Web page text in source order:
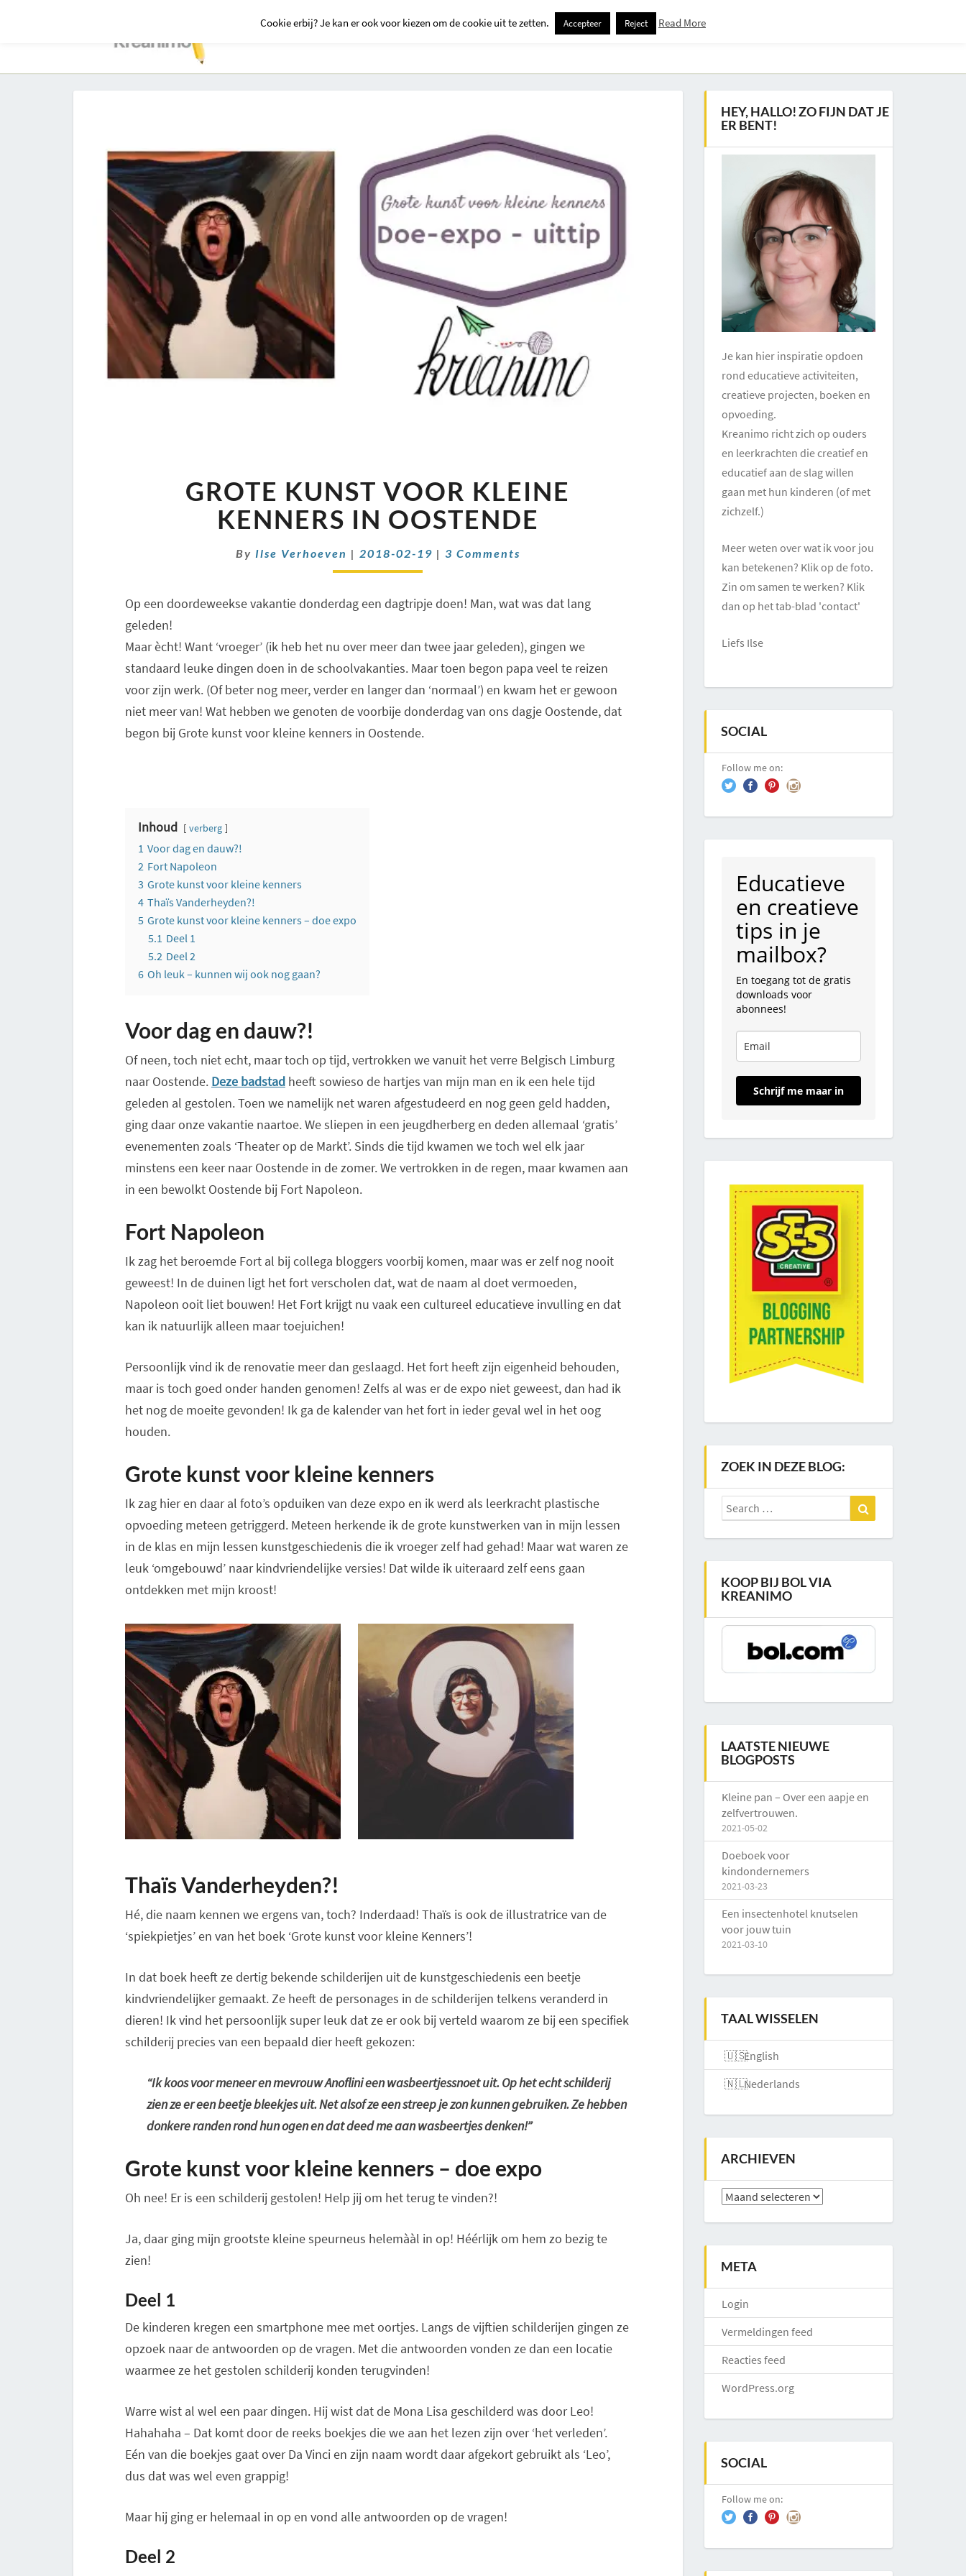
Contact Kids Creatief Erop Uit Huis En Tuin Downloadspagina – Voor Nieuwsbrief Abonnees
KUNST
VOOR
KLEINE
IN
GROTE KUNST VOOR KLEINE
KENNERS IN OOSTENDE
By Ilse Verhoeven | 2018-02-19 | Comments
3 Comments
Op een doordeweekse vakantie donderdag een dagtripje doen! Man, wat was dat lang
geleden!
Maar ècht! Want ‘vroeger’ (ik heb het nu over meer dan twee jaar geleden), gingen we
standaard leuke dingen doen in de schoolvakanties. Maar toen begon papa veel te reizen
voor zijn werk. (Of beter nog meer, verder en langer dan ‘normaal’) en kwam het er gewoon
niet meer van! Wat hebben we genoten de voorbije donderdag van ons dagje Oostende, dat
begon bij Grote kunst voor kleine kenners in Oostende.
Inhoud verberg
1 Voor dag en dauw?!
2 Fort Napoleon
3 Grote kunst voor kleine kenners
4 Thaïs Vanderheyden?!
5 Grote kunst voor kleine kenners – doe expo
5.1 Deel 1
5.2 Deel 2
6 Oh leuk – kunnen wij ook nog gaan?
Voor dag en dauw?!
Of neen, toch niet echt, maar toch op tijd, vertrokken we vanuit het verre Belgisch Limburg
naar Oostende. Deze badstad heeft sowieso de hartjes van mijn man en ik een hele tijd
geleden al gestolen. Toen we namelijk net waren afgestudeerd en nog geen geld hadden,
ging daar onze vakantie naartoe. We sliepen in een jeugdherberg en deden allemaal ‘gratis’
evenementen zoals ‘Theater op de Markt’. Sinds die tijd kwamen we toch wel elk jaar
minstens een keer naar Oostende in de zomer. We vertrokken in de regen, maar kwamen aan
in een bewolkt Oostende bij Fort Napoleon.
Fort Napoleon
Ik zag het beroemde Fort al bij collega bloggers voorbij komen, maar was er zelf nog nooit
geweest! In de duinen ligt het fort verscholen dat, wat de naam al doet vermoeden,
Napoleon ooit liet bouwen! Het Fort krijgt nu vaak een cultureel educatieve invulling en dat
kan ik natuurlijk alleen maar toejuichen!
Persoonlijk vind ik de renovatie meer dan geslaagd. Het fort heeft zijn eigenheid behouden,
maar is toch goed onder handen genomen! Zelfs al was er de expo niet geweest, dan had ik
het nog de moeite gevonden! Ik ga de kalender van het fort in ieder geval wel in het oog
houden.
Grote kunst voor kleine kenners
Ik zag hier en daar al foto’s opduiken van deze expo en ik werd als leerkracht plastische
opvoeding meteen getriggerd. Meteen herkende ik de grote kunstwerken van in mijn lessen
in de klas en mijn lessen kunstgeschiedenis die ik vroeger zelf had gehad! Maar wat waren ze
leuk ‘omgebouwd’ naar kindvriendelijke versies! Dat wilde ik uiteraard zelf eens gaan
ontdekken met mijn kroost!
Thaïs Vanderheyden?!
Hé, die naam kennen we ergens van, toch? Inderdaad! Thaïs is ook de illustratrice van de
‘spiekpietjes’ en van het boek ‘Grote kunst voor kleine Kenners’!
In dat boek heeft ze dertig bekende schilderijen uit de kunstgeschiedenis een beetje
kindvriendelijker gemaakt. Ze heeft de personages in de schilderijen telkens veranderd in
dieren! Ik vind het persoonlijk super leuk dat ze er ook bij verteld waarom ze bij een specifiek
schilderij precies van een bepaald dier heeft gekozen:
“Ik koos voor meneer en mevrouw Anoflini een wasbeertjessnoet uit. Op het echt schilderij
zien ze er een beetje bleekjes uit. Net alsof ze een streep je zon kunnen gebruiken. Ze hebben
donkere randen rond hun ogen en dat deed me aan wasbeertjes denken!”
Grote kunst voor kleine kenners – doe expo
Oh nee! Er is een schilderij gestolen! Help jij om het terug te vinden?!
Ja, daar ging mijn grootste kleine speurneus helemààl in op! Héérlijk om hem zo bezig te
zien!
Deel 1
De kinderen kregen een smartphone mee met oortjes. Langs de vijftien schilderijen gingen ze
opzoek naar de antwoorden op de vragen. Met die antwoorden vonden ze dan een locatie
waarmee ze het gestolen schilderij konden terugvinden!
Warre wist al wel een paar dingen. Hij wist dat de Mona Lisa geschilderd was door Leo!
Hahahaha – Dat komt door de reeks boekjes die we aan het lezen zijn over ‘het verleden’.
Eén van die boekjes gaat over Da Vinci en zijn naam wordt daar afgekort gebruikt als ‘Leo’,
dus dat was wel even grappig!
Maar hij ging er helemaal in op en vond alle antwoorden op de vragen!
Deel 2
HEY, HALLO! ZO FIJN DAT JE
ER BENT!
Je kan hier inspiratie opdoen
rond educatieve activiteiten,
creatieve projecten, boeken en
opvoeding.
Kreanimo richt zich op ouders
en leerkrachten die creatief en
educatief aan de slag willen
gaan met hun kinderen (of met
zichzelf.)
Meer weten over wat ik voor jou
kan betekenen? Klik op de foto.
Zin om samen te werken? Klik
dan op het tab-blad 'contact'
Liefs Ilse
SOCIAL
Follow me on:
Educatieve
en creatieve
tips in je
mailbox?
En toegang tot de gratis
downloads voor
abonnees!
Schrijf me maar in
ZOEK IN DEZE BLOG:
Search
for:
KOOP BIJ BOL VIA
KREANIMO
LAATSTE NIEUWE
BLOGPOSTS
Kleine pan – Over een aapje en
zelfvertrouwen.
2021-05-02
Doeboek voor
kindondernemers
2021-03-23
Een insectenhotel knutselen
voor jouw tuin
2021-03-10
TAAL WISSELEN
English
Nederlands
ARCHIEVEN
Archieven
META
Login
Vermeldingen feed
Reacties feed
WordPress.org
SOCIAL
Follow me on:
Cookie erbij? Je kan er ook voor kiezen om de cookie uit te zetten. Accepteer Reject Read More